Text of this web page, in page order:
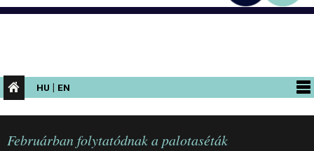
HU | EN
PROGRAMOK
KIÁLLÍTÁSOK
Februárban folytatódnak a palotaséták